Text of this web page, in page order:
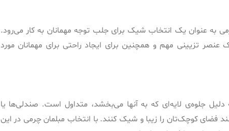
به عنوان یک انتخاب شیک برای جلب توجه مهمانان به کار می‌رود.
تزیینی مهم و همچنین برای ایجاد راحتی برای مهمانان مورد
جلوه‌ی لایه‌ای که به آنها می‌بخشد، متداول است. صندلی‌ها یا
فضای کوچک‌تان را زیبا و شیک کنند. با انتخاب مبلمان چرمی در این